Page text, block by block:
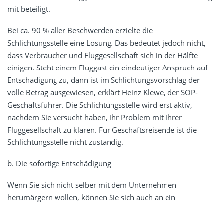
mit beteiligt.
Bei ca. 90 % aller Beschwerden erzielte die
Schlichtungsstelle eine Lösung. Das bedeutet jedoch nicht,
dass Verbraucher und Fluggesellschaft sich in der Hälfte
einigen. Steht einem Fluggast ein eindeutiger Anspruch auf
Entschädigung zu, dann ist im Schlichtungsvorschlag der
volle Betrag ausgewiesen, erklärt Heinz Klewe, der SÖP-
Geschäftsführer. Die Schlichtungsstelle wird erst aktiv,
nachdem Sie versucht haben, Ihr Problem mit Ihrer
Fluggesellschaft zu klären. Für Geschäftsreisende ist die
Schlichtungsstelle nicht zuständig.
b. Die sofortige Entschädigung
Wenn Sie sich nicht selber mit dem Unternehmen
herumärgern wollen, können Sie sich auch an ein